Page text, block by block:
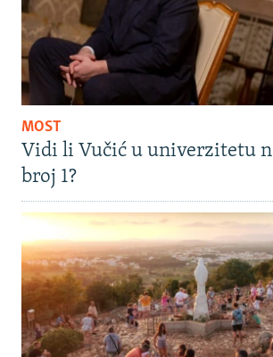
MOST
Vidi li Vučić u univerzitetu
broj 1?